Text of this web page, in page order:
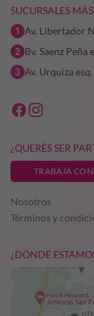
SUCURSALES
Av. Libertador
Bv. Saenz
Av. Urquiza
¿QUERÉS SER
TRABAJA
Nosotros
Términos y
¿DÓNDE